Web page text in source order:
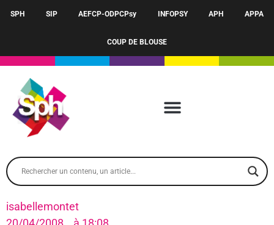
SPH SIP AEFCP-ODPCPsy INFOPSY APH APPA
COUP DE BLOUSE
isabellemontet